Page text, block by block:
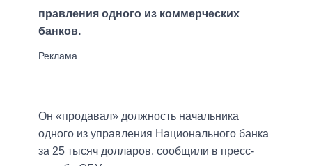
правления одного из коммерческих
банков.
Он «продавал» должность начальника
одного из управления Национального банка
за 25 тысяч долларов, сообщили в пресс-